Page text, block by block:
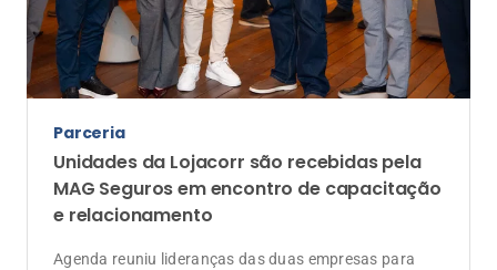
Parceria
Unidades da Lojacorr são recebidas pela
MAG Seguros em encontro de capacitação
e relacionamento
Agenda reuniu lideranças das duas empresas para